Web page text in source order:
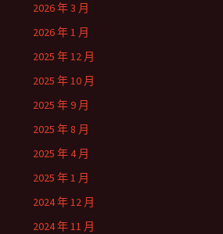
2026 年 3 月
2026 年 1 月
2025 年 12 月
2025 年 10 月
2025 年 9 月
2025 年 8 月
2025 年 4 月
2025 年 1 月
2024 年 12 月
2024 年 11 月